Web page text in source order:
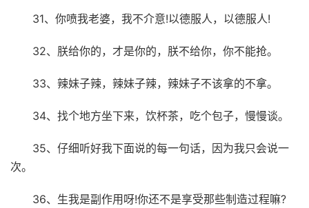
31、你喷我老婆，我不介意!以德服人，以德服人!
32、朕给你的，才是你的，朕不给你，你不能抢。
33、辣妹子辣，辣妹子辣，辣妹子不该拿的不拿。
34、找个地方坐下来，饮杯茶，吃个包子，慢慢谈。
35、仔细听好我下面说的每一句话，因为我只会说一
次。
36、生我是副作用呀!你还不是享受那些制造过程嘛?